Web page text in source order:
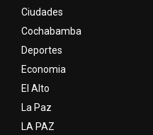
Ciudades
Cochabamba
Deportes
Economia
El Alto
La Paz
LA PAZ